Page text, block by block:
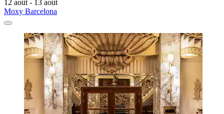
12 août - 13 août
Moxy Barcelona